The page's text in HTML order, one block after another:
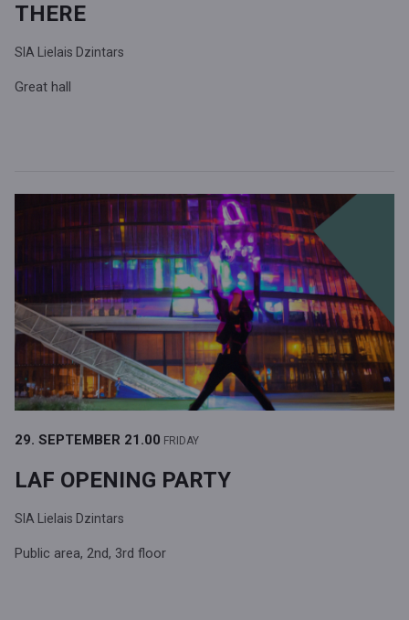
THERE
SIA Lielais Dzintars
Great hall
29. SEPTEMBER 21.00 FRIDAY
LAF OPENING PARTY
SIA Lielais Dzintars
Public area, 2nd, 3rd floor